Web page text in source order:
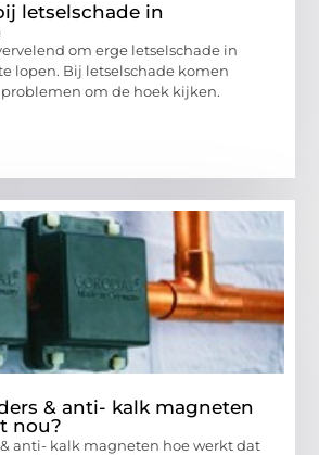
letselschade in
om erge letselschade in
lopen. Bij letselschade komen
om de hoek kijken.
& anti- kalk magneten
nou?
anti- kalk magneten hoe werkt dat